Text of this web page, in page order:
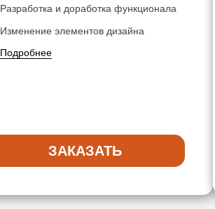
Разработка и доработка функционала
Изменение элементов дизайна
Подробнее
ЗАКАЗАТЬ